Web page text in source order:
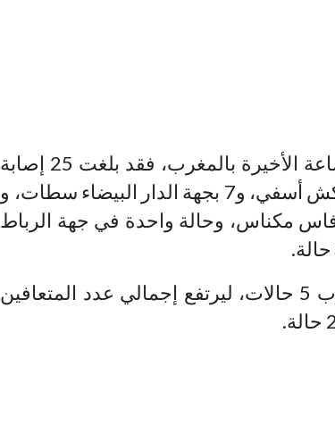
وبخصوص عدد الإصابات المسجلة في 16 ساعة الأخيرة بالمغرب، فقد بلغت 25 إصابة
جديدة بفيروس كورونا، منها 10 في جهة مراكش أسفي، و7 بجهة الدار البيضاء سطات، و
الحسيمة، و2 في جهة فاس مكناس، وحالة واحدة في جهة الرباط
وبلغ عدد المتعافين خلال هذه الفترة بالمغرب 5 حالات، ليرتفع إجمالي عدد المتعافين